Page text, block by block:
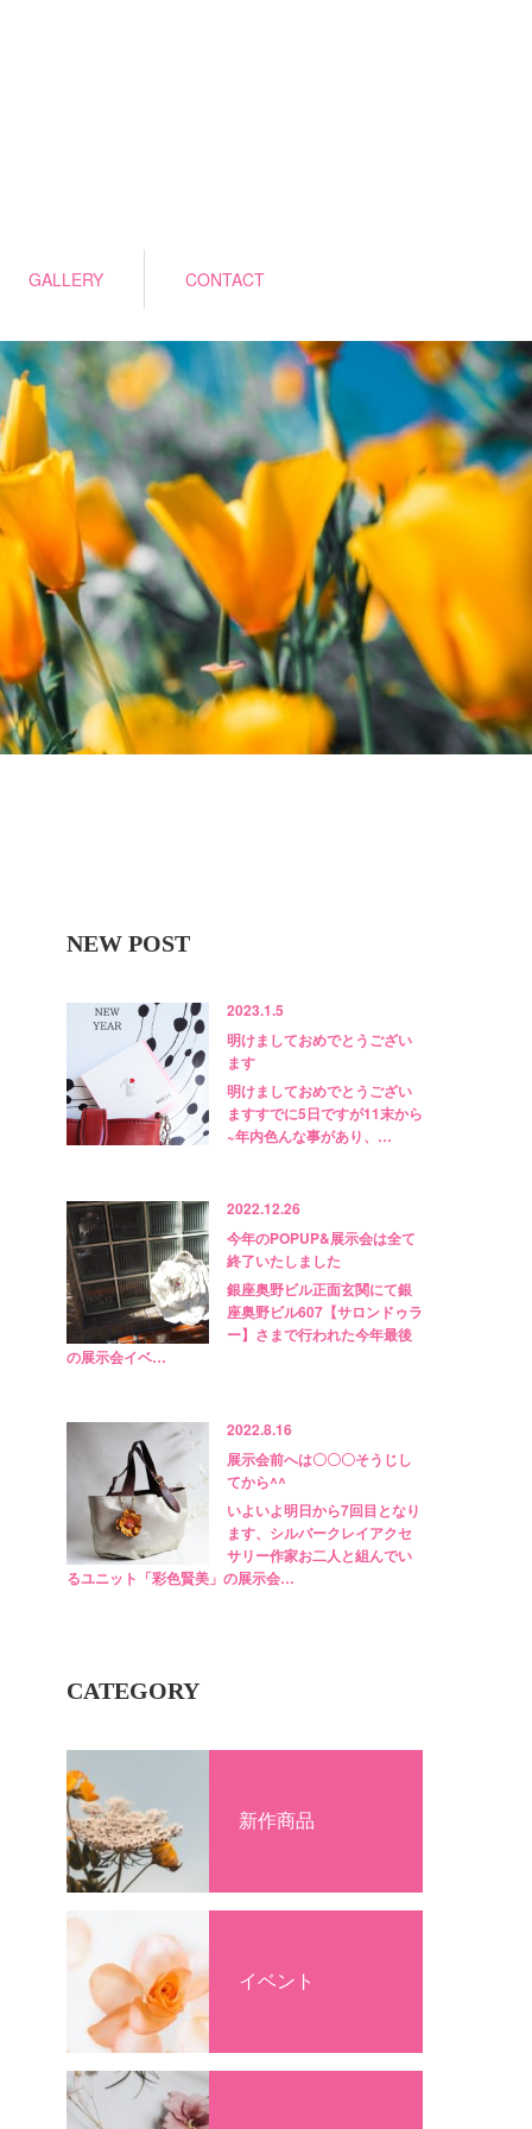
GALLERY CONTACT
NEW POST
2023.1.5
明けましておめでとうござい
ます
明けましておめでとうござい
ますすでに5日ですが11末から
~年内色んな事があり、…
2022.12.26
今年のPOPUP&展示会は全て
終了いたしました
銀座奥野ビル正面玄関にて銀
座奥野ビル607【サロンドゥラ
ー】さまで行われた今年最後
の展示会イベ…
2022.8.16
展示会前へは〇〇〇そうじし
てから^^
いよいよ明日から7回目となり
ます、シルバークレイアクセ
サリー作家お二人と組んでい
るユニット「彩色賢美」の展示会…
CATEGORY
新作商品
イベント